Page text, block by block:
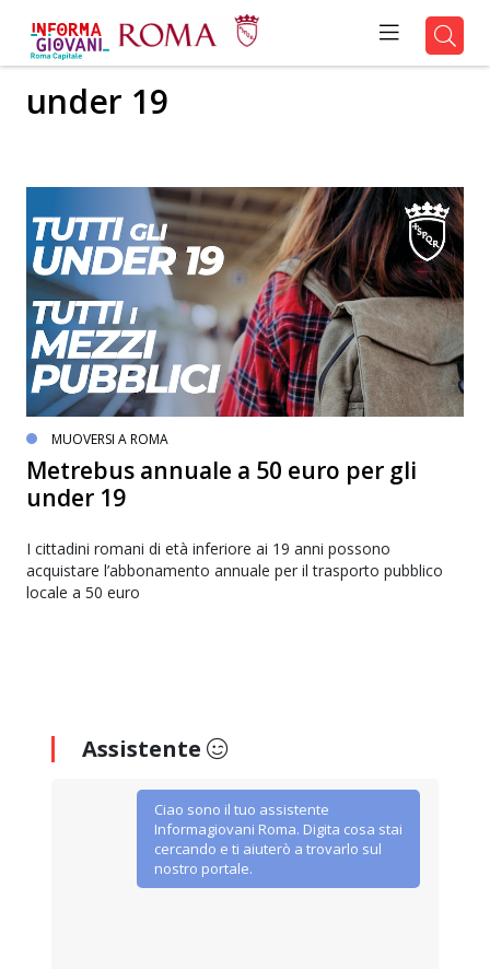
under 19
MUOVERSI A ROMA
Metrebus annuale a 50 euro per gli
under 19
I cittadini romani di età inferiore ai 19 anni possono
acquistare l’abbonamento annuale per il trasporto pubblico
locale a 50 euro
Assistente
Ciao sono il tuo assistente
Informagiovani Roma. Digita cosa stai
cercando e ti aiuterò a trovarlo sul
nostro portale.